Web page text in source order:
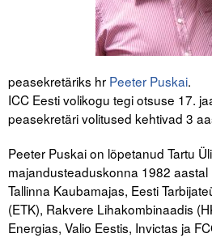
Digiraamatukogu
Videod
Kontakt
Liitu meililistiga
peasekretäriks hr Peeter Puskai.
ICC Eesti volikogu tegi otsuse 17.
peasekretäri volitused kehtivad 3
Peeter Puskai on lõpetanud Tartu
majandusteaduskonna 1982
Tallinna Kaubamajas, Eesti
(ETK), Rakvere Lihakombinaadis
Energias, Valio Eestis, Invictas ja